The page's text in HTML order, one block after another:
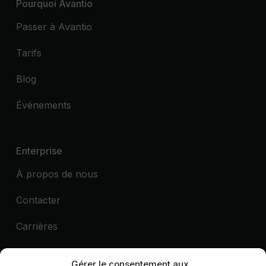
Pourquoi Avantio
Passer à Avantio
Tarifs
Blog
Événements
Enterprise
À propos de nous
Contacter
Carrières